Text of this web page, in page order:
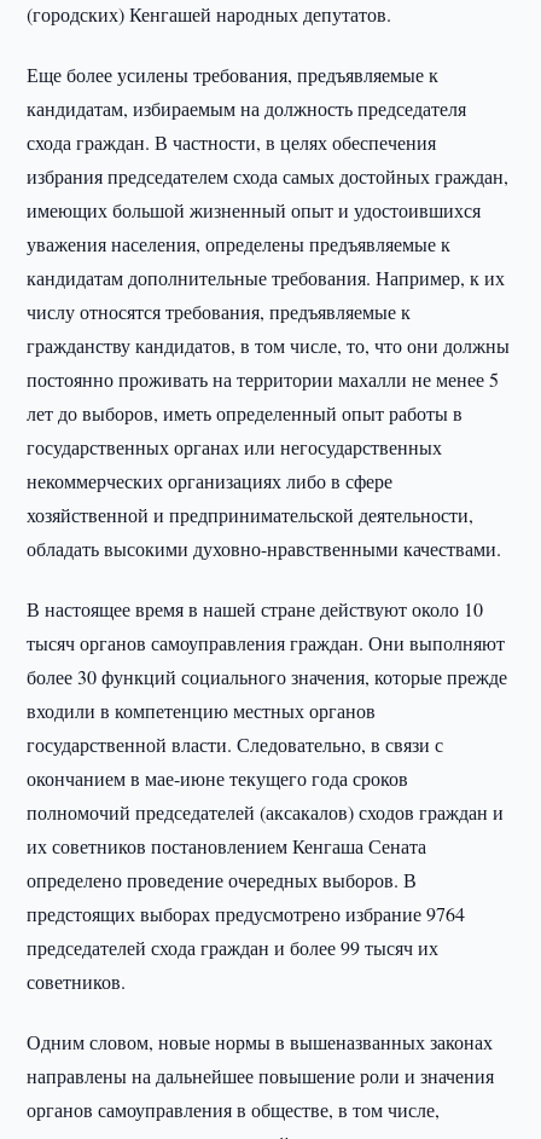
(городских) Кенгашей народных депутатов.
Еще более усилены требования, предъявляемые к
кандидатам, избираемым на должность председателя
схода граждан. В частности, в целях обеспечения
избрания председателем схода самых достойных граждан,
имеющих большой жизненный опыт и удостоившихся
уважения населения, определены предъявляемые к
кандидатам дополнительные требования. Например, к их
числу относятся требования, предъявляемые к
гражданству кандидатов, в том числе, то, что они должны
постоянно проживать на территории махалли не менее 5
лет до выборов, иметь определенный опыт работы в
государственных органах или негосударственных
некоммерческих организациях либо в сфере
хозяйственной и предпринимательской деятельности,
обладать высокими духовно-нравственными качествами.
В настоящее время в нашей стране действуют около 10
тысяч органов самоуправления граждан. Они выполняют
более 30 функций социального значения, которые прежде
входили в компетенцию местных органов
государственной власти. Следовательно, в связи с
окончанием в мае-июне текущего года сроков
полномочий председателей (аксакалов) сходов граждан и
их советников постановлением Кенгаша Сената
определено проведение очередных выборов. В
предстоящих выборах предусмотрено избрание 9764
председателей схода граждан и более 99 тысяч их
советников.
Одним словом, новые нормы в вышеназванных законах
направлены на дальнейшее повышение роли и значения
органов самоуправления в обществе, в том числе,